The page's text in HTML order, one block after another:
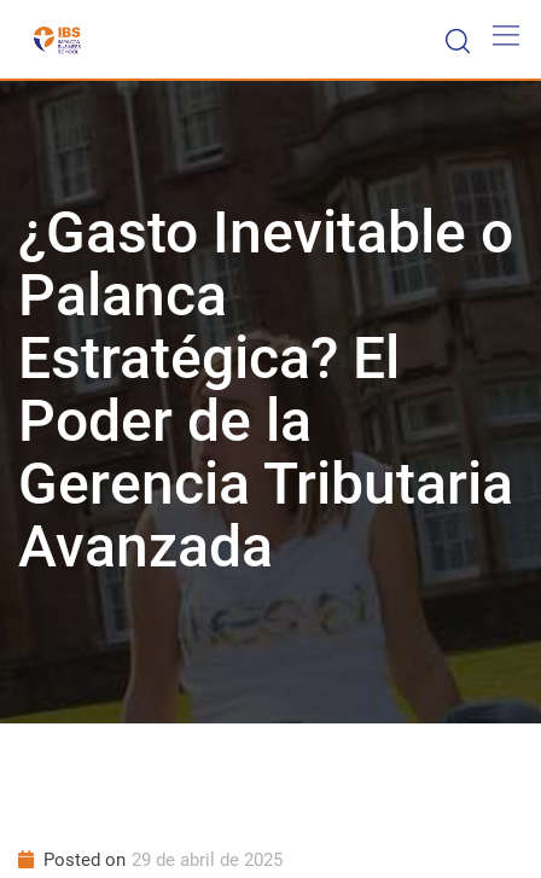
¿Gasto Inevitable o
Palanca
Estratégica? El
Poder de la
Gerencia Tributaria
Avanzada
Posted on 29 de abril de 2025